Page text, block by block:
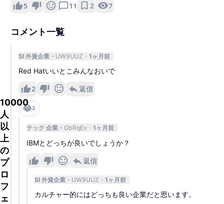
10000
人
以
上
の
プ
ロ
フ
ェ
5 11 2 7
コメント一覧
SI 外資企業 UW9UUZ 1ヶ月前
Red Hatいいとこみんなおいで
2 返信
😂2
テック 企業 GbRqEv 1ヶ月前
IBMとどっちが良いでしょうか？
返信
SI 外資企業 UW9UUZ 1ヶ月前
カルチャー的にはどっちも良い企業だと思います。